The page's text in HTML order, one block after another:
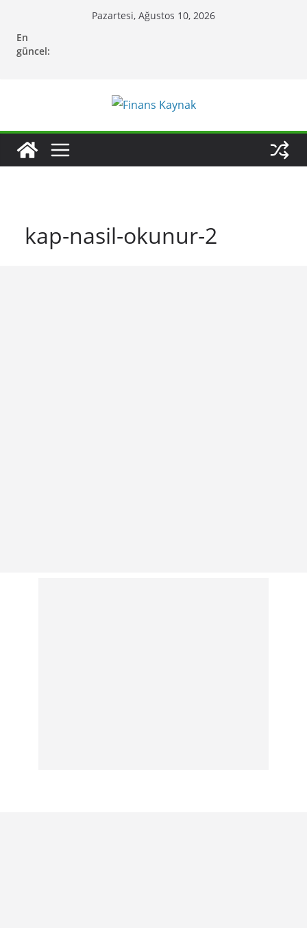
content
Pazartesi, Ağustos 10, 2026
En
güncel:
kap-nasil-okunur-2